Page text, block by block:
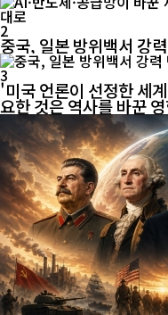
2
중국, 일본 방위백서 강
3
'미국 언론이 선정한 세
요한 것은 역사를 바꾼